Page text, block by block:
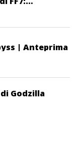
| Anteprima
Godzilla